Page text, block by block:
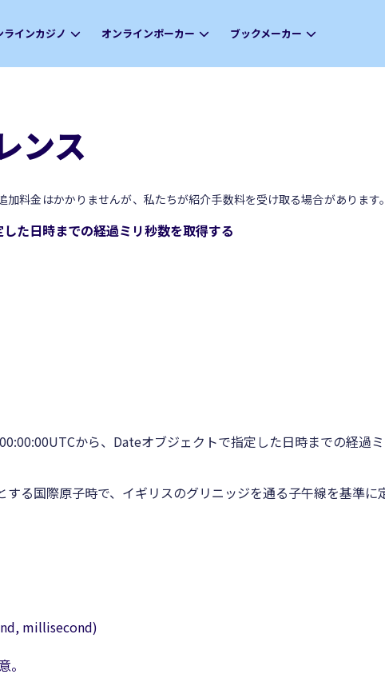
ラインカジノ オンラインポーカー ブックメーカー
ンス
料金はかかりませんが、私たちが紹介手数料を受け取る場合があります。
日時までの経過ミリ秒数を取得する
から、Dateオブジェクトで指定した日時までの経過ミ
る国際原子時で、イギリスのグリニッジを通る子午線を基準
millisecond)
。